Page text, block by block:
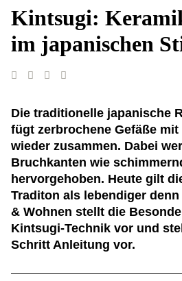
Kintsugi:
im japanischen
Die traditionelle japanische
fügt zerbrochene Gefäße
wieder zusammen. Dabei
Bruchkanten wie
hervorgehoben. Heute gilt
Traditon als lebendiger
& Wohnen stellt die
Kintsugi-Technik vor und
Schritt Anleitung vor.